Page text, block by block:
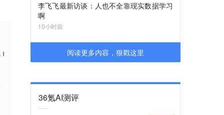
李飞飞最新访谈：人也不全靠现实数据学习
啊
10小时前
阅读更多内容，狠戳这里
36氪AI测评